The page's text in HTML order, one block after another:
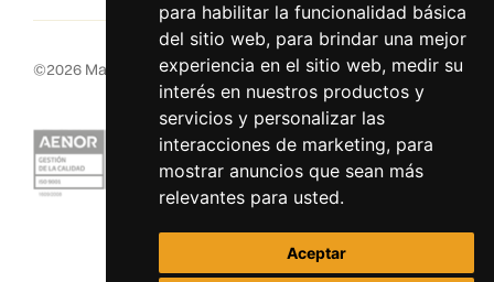
para habilitar la funcionalidad básica
del sitio web, para brindar una mejor
experiencia en el sitio web, medir su
interés en nuestros productos y
servicios y personalizar las
interacciones de marketing, para
mostrar anuncios que sean más
relevantes para usted.
Aceptar
©2026 MacInsular.Derechos reservados.